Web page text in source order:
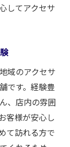
してアクセサ
域のアクセサ
です。経験豊
、店内の雰囲
客様が安心し
て訪れる方で